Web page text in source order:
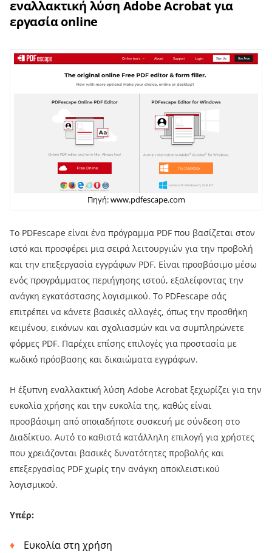
εναλλακτική λύση Adobe Acrobat για
εργασία online
Πηγή: www.pdfescape.com
Το PDFescape είναι ένα πρόγραμμα PDF που βασίζεται στον
ιστό και προσφέρει μια σειρά λειτουργιών για την προβολή
και την επεξεργασία εγγράφων PDF. Είναι προσβάσιμο μέσω
ενός προγράμματος περιήγησης ιστού, εξαλείφοντας την
ανάγκη εγκατάστασης λογισμικού. Το PDFescape σάς
επιτρέπει να κάνετε βασικές αλλαγές, όπως την προσθήκη
κειμένου, εικόνων και σχολιασμών και να συμπληρώνετε
φόρμες PDF. Παρέχει επίσης επιλογές για προστασία με
κωδικό πρόσβασης και δικαιώματα εγγράφων.
Η έξυπνη εναλλακτική λύση Adobe Acrobat ξεχωρίζει για την
ευκολία χρήσης και την ευκολία της, καθώς είναι
προσβάσιμη από οποιαδήποτε συσκευή με σύνδεση στο
Διαδίκτυο. Αυτό το καθιστά κατάλληλη επιλογή για χρήστες
που χρειάζονται βασικές δυνατότητες προβολής και
επεξεργασίας PDF χωρίς την ανάγκη αποκλειστικού
λογισμικού.
Υπέρ:
Ευκολία στη χρήση